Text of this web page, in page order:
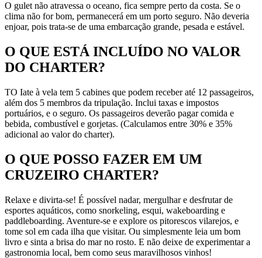
O gulet não atravessa o oceano, fica sempre perto da costa. Se o
clima não for bom, permanecerá em um porto seguro. Não deveria
enjoar, pois trata-se de uma embarcação grande, pesada e estável.
O QUE ESTÁ INCLUÍDO NO VALOR
DO CHARTER?
TO Iate à vela tem 5 cabines que podem receber até 12 passageiros,
além dos 5 membros da tripulação. Inclui taxas e impostos
portuários, e o seguro. Os passageiros deverão pagar comida e
bebida, combustível e gorjetas. (Calculamos entre 30% e 35%
adicional ao valor do charter).
O QUE POSSO FAZER EM UM
CRUZEIRO CHARTER?
Relaxe e divirta-se! É possível nadar, mergulhar e desfrutar de
esportes aquáticos, como snorkeling, esqui, wakeboarding e
paddleboarding. Aventure-se e explore os pitorescos vilarejos, e
tome sol em cada ilha que visitar. Ou simplesmente leia um bom
livro e sinta a brisa do mar no rosto. E não deixe de experimentar a
gastronomia local, bem como seus maravilhosos vinhos!